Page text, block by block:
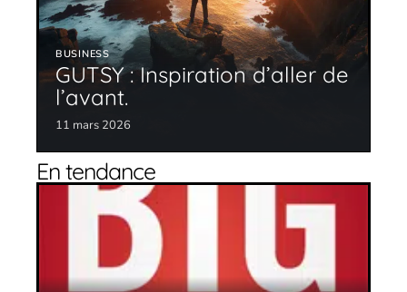
BUSINESS
GUTSY : Inspiration d’aller de
l’avant.
11 mars 2026
En tendance